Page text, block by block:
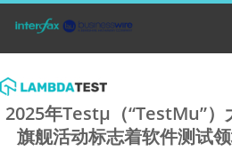
2025年Testµ（“TestMu”
旗舰活动标志着软件测试